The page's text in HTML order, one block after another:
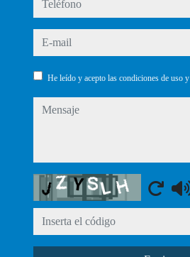
e-mail
He leído y acepto las condiciones de uso y
mensaje
Captcha